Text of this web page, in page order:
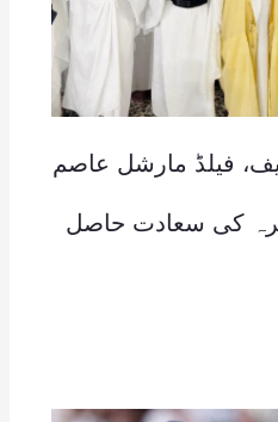
فیلڈ مارشل عاصم
کی سعادت حاصل